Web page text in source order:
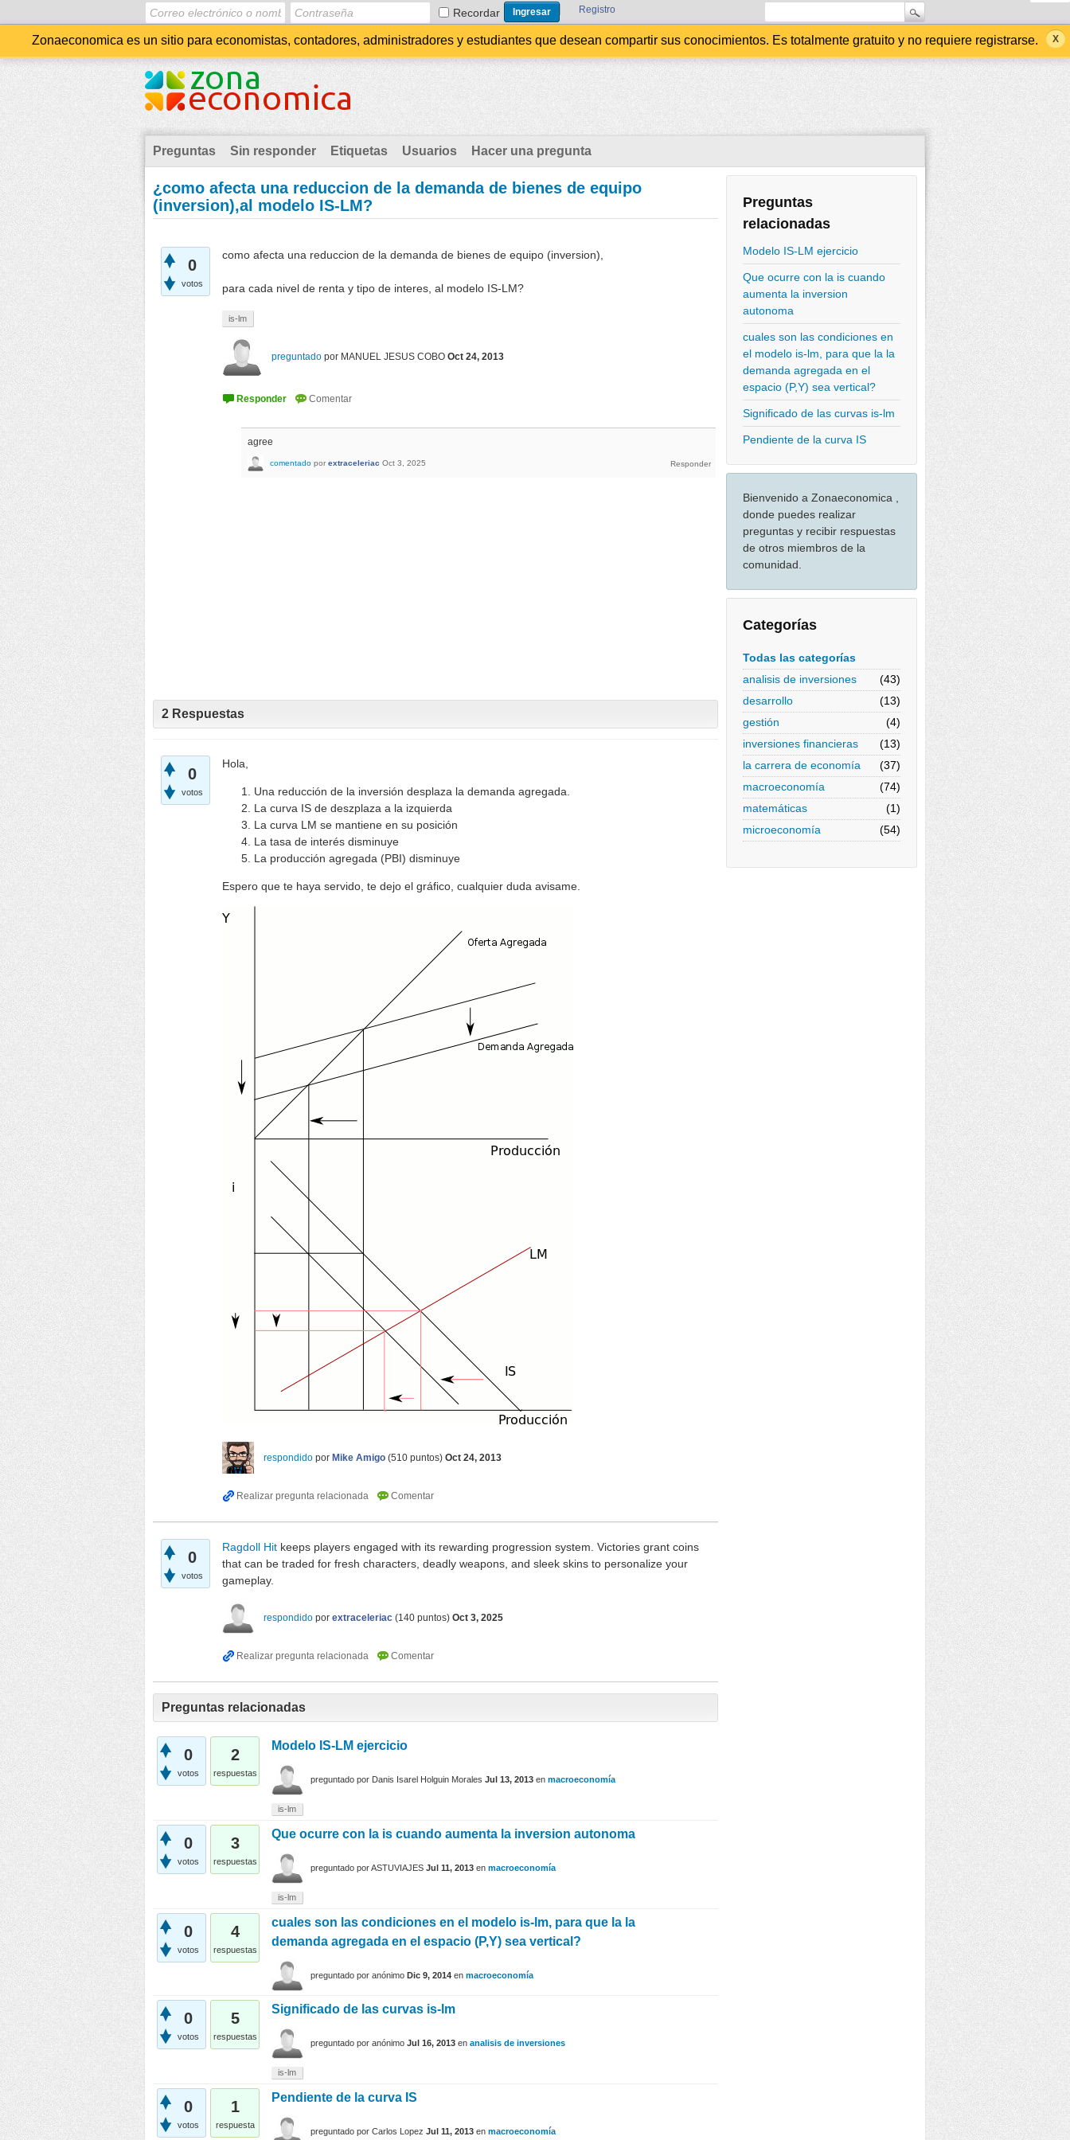
Recordar Registro
Zonaeconomica es un sitio para economistas, contadores, administradores y estudiantes que desean compartir sus conocimientos. Es totalmente gratuito y no requiere registrarse.
Preguntas Sin responder Etiquetas Usuarios Hacer una pregunta
Preguntas
relacionadas
Modelo IS-LM ejercicio
Que ocurre con la is cuando
aumenta la inversion
autonoma
cuales son las condiciones en
el modelo is-lm, para que la la
demanda agregada en el
espacio (P,Y) sea vertical?
Significado de las curvas is-lm
Pendiente de la curva IS
Bienvenido a Zonaeconomica ,
donde puedes realizar
preguntas y recibir respuestas
de otros miembros de la
comunidad.
Categorías
Todas las categorías
analisis de inversiones
(43)
desarrollo
(13)
gestión
(4)
inversiones financieras
(13)
la carrera de economía
(37)
macroeconomía
(74)
matemáticas
(1)
microeconomía
(54)
¿como afecta una reduccion de la demanda de bienes de equipo
(inversion),al modelo IS-LM?
0
votos
como afecta una reduccion de la demanda de bienes de equipo (inversion),
para cada nivel de renta y tipo de interes, al modelo IS-LM?
is-lm
preguntado por MANUEL JESUS COBO Oct 24, 2013
agree
comentado por extraceleriac Oct 3, 2025
2 Respuestas
0
votos
Hola,
Una reducción de la inversión desplaza la demanda agregada.
La curva IS de deszplaza a la izquierda
La curva LM se mantiene en su posición
La tasa de interés disminuye
La producción agregada (PBI) disminuye
Espero que te haya servido, te dejo el gráfico, cualquier duda avisame.
respondido por Mike Amigo (510 puntos) Oct 24, 2013
0
votos
Ragdoll Hit keeps players engaged with its rewarding progression system. Victories grant coins
that can be traded for fresh characters, deadly weapons, and sleek skins to personalize your
gameplay.
respondido por extraceleriac (140 puntos) Oct 3, 2025
Preguntas relacionadas
0
votos
2
respuestas
Modelo IS-LM ejercicio
preguntado por Danis Isarel Holguin Morales Jul 13, 2013 en macroeconomía
is-lm
0
votos
3
respuestas
Que ocurre con la is cuando aumenta la inversion autonoma
preguntado porASTUVIAJES Jul 11, 2013 en macroeconomía
is-lm
0
votos
4
respuestas
cuales son las condiciones en el modelo is-lm, para que la la
demanda agregada en el espacio (P,Y) sea vertical?
preguntado por anónimo Dic 9, 2014 en macroeconomía
0
votos
5
respuestas
Significado de las curvas is-lm
preguntado por anónimo Jul 16, 2013 en analisis de inversiones
is-lm
0
votos
1
respuesta
Pendiente de la curva IS
preguntado por Carlos Lopez Jul 11, 2013 en macroeconomía